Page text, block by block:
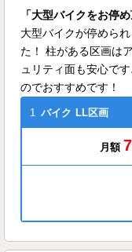
「大型バイクをお停め
大型バイクが停めら
た！ 柱がある区画は
ュリティ面も安心で
のでおすすめです！
1 バイク LL区画
月額